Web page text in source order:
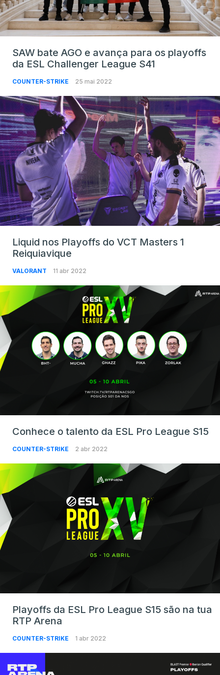
SAW bate AGO e avança para os playoffs
da ESL Challenger League S41
COUNTER-STRIKE 25 mai 2022
Liquid nos Playoffs do VCT Masters 1
Reiquiavique
VALORANT 11 abr 2022
Conhece o talento da ESL Pro League S15
COUNTER-STRIKE 2 abr 2022
Playoffs da ESL Pro League S15 são na tua
RTP Arena
COUNTER-STRIKE 1 abr 2022